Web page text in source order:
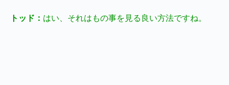
トッド： はい、それはもの事を見る良い方法ですね。